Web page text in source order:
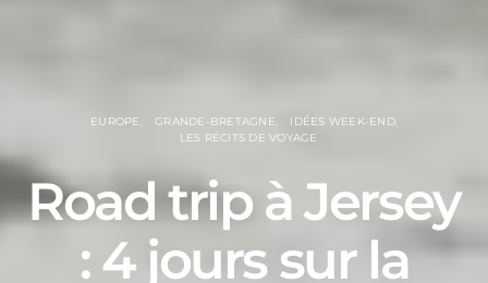
EUROPE GRANDE-BRETAGNE
IDÉES WEEK-END
LES RÉCITS DE VOYAGE
Road trip à Jersey
: 4 jours sur la